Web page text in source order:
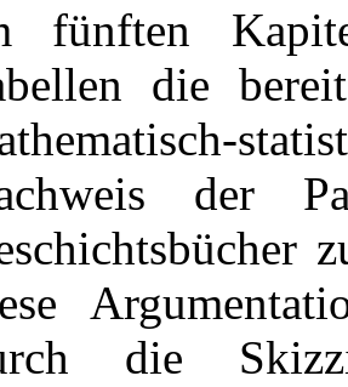
fünften
die
der
die